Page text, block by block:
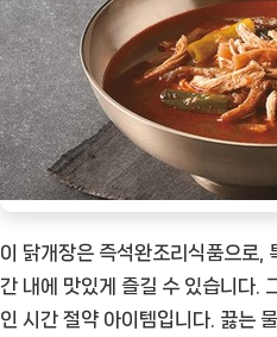
이 닭개장은 즉석완조리식품으로,
간 내에 맛있게 즐길 수 있습니다.
인 시간 절약 아이템입니다. 끓는